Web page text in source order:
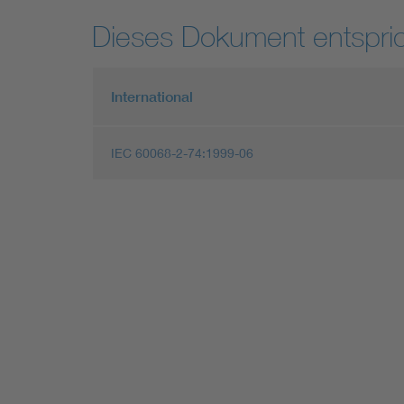
Dieses Dokument
International
IEC 60068-2-74:1999-06